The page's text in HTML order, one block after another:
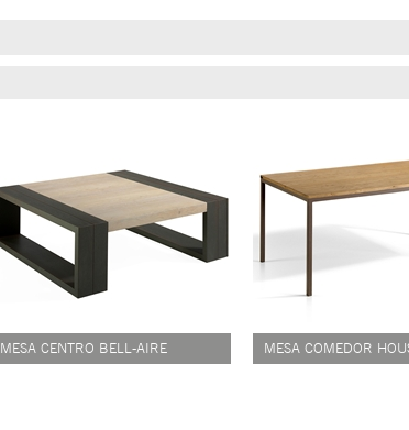
MESA CENTRO BELL-AIRE MESA COMEDOR